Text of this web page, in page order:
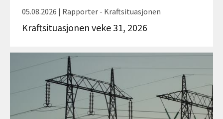
05.08.2026 | Rapporter - Kraftsituasjonen
Kraftsituasjonen veke 31, 2026